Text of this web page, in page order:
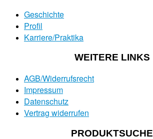
Geschichte
Profil
Karriere/Praktika
WEITERE LINKS
AGB/Widerrufsrecht
Impressum
Datenschutz
Vertrag widerrufen
PRODUKTSUCHE